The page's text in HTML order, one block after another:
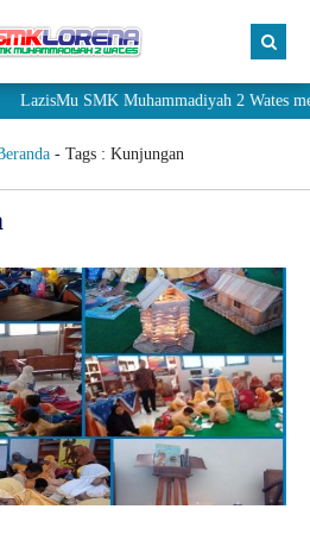
LazisMu SMK Muhammadiyah 2 Wates
- Tags : Kunjungan